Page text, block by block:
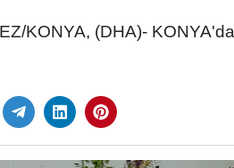
KONYA, (DHA)-